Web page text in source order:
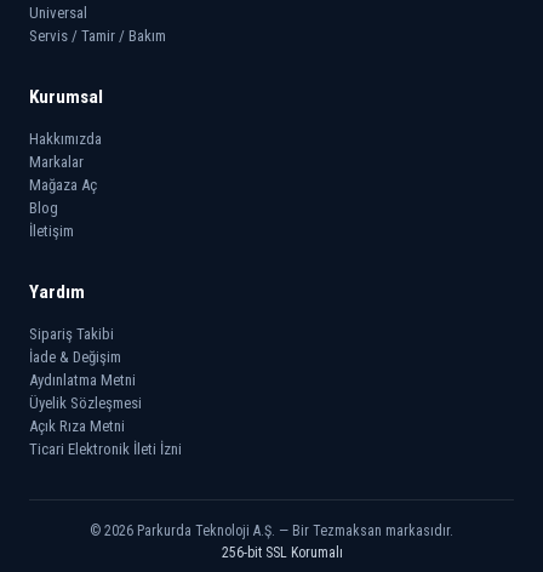
Universal
Servis / Tamir / Bakım
Kurumsal
Hakkımızda
Markalar
Mağaza Aç
Blog
İletişim
Yardım
Sipariş Takibi
İade & Değişim
Aydınlatma Metni
Üyelik Sözleşmesi
Açık Rıza Metni
Ticari Elektronik İleti İzni
© 2026 Parkurda Teknoloji A.Ş. — Bir Tezmaksan markasıdır.
256-bit SSL Korumalı